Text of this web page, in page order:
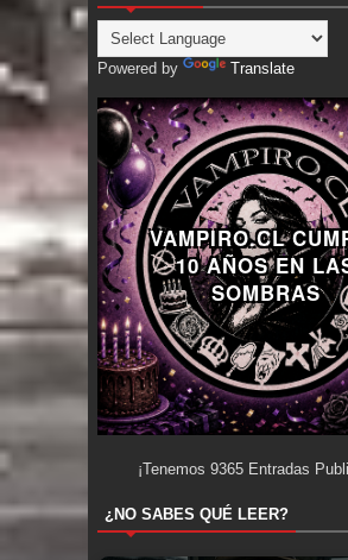
Powered by Translate
VAMPIRO.CL
10 AÑOS EN
SOMBRAS
¡Tenemos 9365Entradas
¿NO SABES QUÉ LEER?